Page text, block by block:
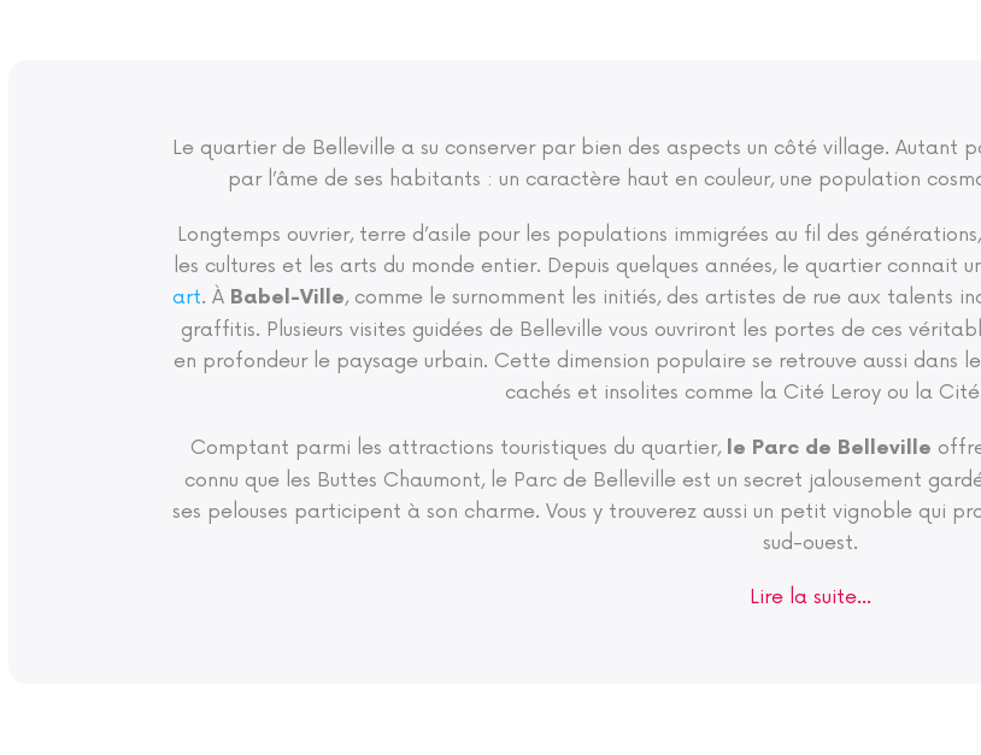
Le quartier de Belleville a su conserver par bien des aspects un côté village. Autant
par l’âme de ses habitants : un caractère haut en couleur, une population
Longtemps ouvrier, terre d’asile pour les populations immigrées au fil des
les cultures et les arts du monde entier. Depuis quelques années, le quartier connait
art. À Babel-Ville, comme le surnomment les initiés, des artistes de rue aux talents
graffitis. Plusieurs visites guidées de Belleville vous ouvriront les portes de ces
en profondeur le paysage urbain. Cette dimension populaire se retrouve aussi dans
cachés et insolites comme la Cité Leroy ou la Cité
Comptant parmi les attractions touristiques du quartier, le Parc de Belleville
connu que les Buttes Chaumont, le Parc de Belleville est un secret jalousement
ses pelouses participent à son charme. Vous y trouverez aussi un petit vignoble qui
sud-ouest.
Lire la suite...